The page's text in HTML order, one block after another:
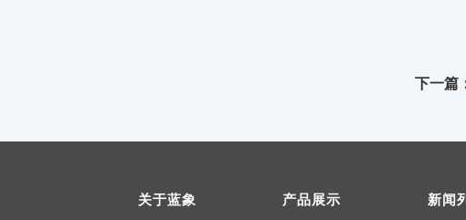
下一篇
关于蓝象 产品展示 新闻